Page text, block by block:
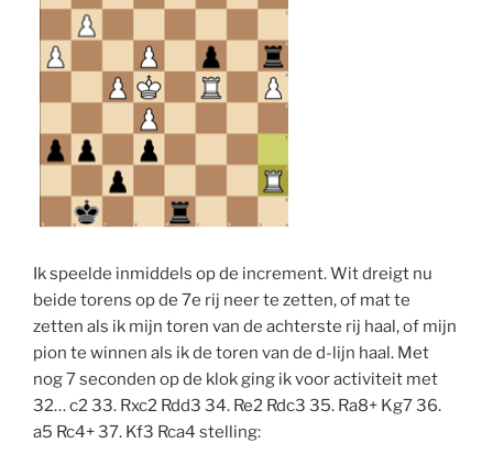
Ik speelde inmiddels op de increment. Wit dreigt nu
beide torens op de 7e rij neer te zetten, of mat te
zetten als ik mijn toren van de achterste rij haal, of mijn
pion te winnen als ik de toren van de d-lijn haal. Met
nog 7 seconden op de klok ging ik voor activiteit met
32… c2 33. Rxc2 Rdd3 34. Re2 Rdc3 35. Ra8+ Kg7 36.
a5 Rc4+ 37. Kf3 Rca4 stelling: